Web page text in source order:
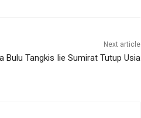
Next article
Bulu Tangkis Iie Sumirat Tutup Usia